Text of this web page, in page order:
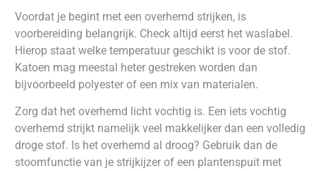
Voordat je begint met een overhemd strijken, is
voorbereiding belangrijk. Check altijd eerst het waslabel.
Hierop staat welke temperatuur geschikt is voor de stof.
Katoen mag meestal heter gestreken worden dan
bijvoorbeeld polyester of een mix van materialen.
Zorg dat het overhemd licht vochtig is. Een iets vochtig
overhemd strijkt namelijk veel makkelijker dan een volledig
droge stof. Is het overhemd al droog? Gebruik dan de
stoomfunctie van je strijkijzer of een plantenspuit met